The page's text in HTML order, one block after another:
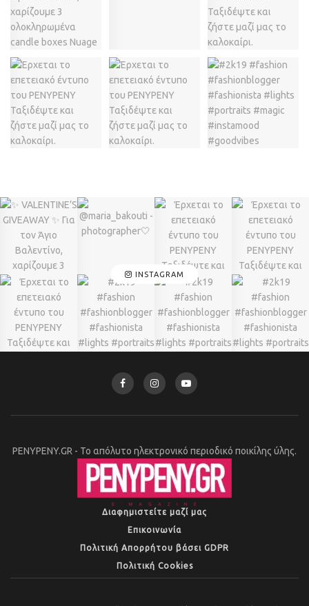
INSTAGRAM
PENYPENY.GR - Το απόλυτο ηλεκτρονικό περιοδικό ποικίλης ύλης.
Διαφημιστείτε μαζί μας
Επικοινωνία
Πολιτική Απορρήτου βάσει GDPR
Πολιτική Cookies